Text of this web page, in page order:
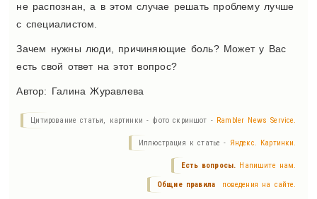
не распознан, а в этом случае решать проблему лучше
с специалистом.
Зачем нужны люди, причиняющие боль? Может у Вас
есть свой ответ на этот вопрос?
Автор: Галина Журавлева
Цитирование статьи, картинки - фото скриншот - Rambler News Service.
Иллюстрация к статье - Яндекс. Картинки.
Есть вопросы. Напишите нам.
Общие правила поведения на сайте.